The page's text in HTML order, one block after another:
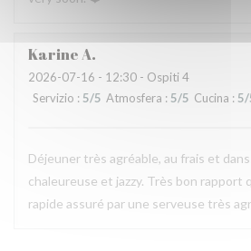
KarineA
2026-07-16 - 12:30 - Ospiti 4
Servizio : 5/5 Atmosfera : 5/5 Cucina : 5/
Déjeuner très agréable, au frais et
chaleureuse et jazzy. Très bon rapport
rapide assuré par une serveuse très